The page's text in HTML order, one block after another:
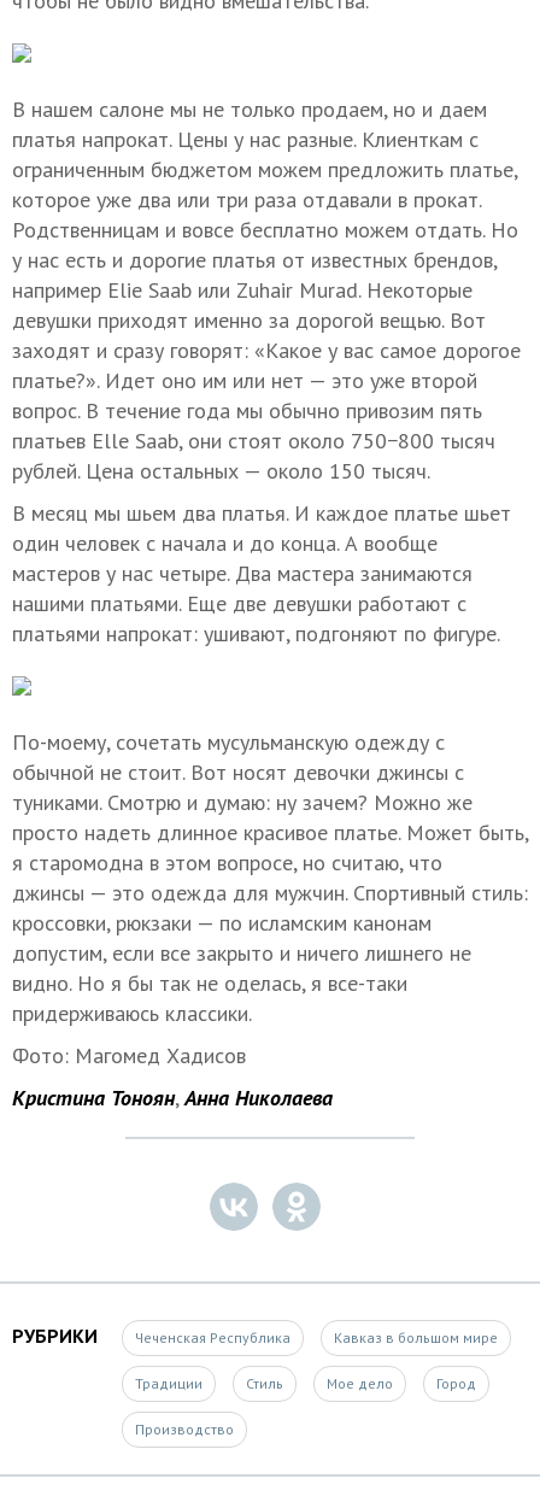
В нашем салоне мы не только продаем, но и даем
платья напрокат. Цены у нас разные. Клиенткам с
ограниченным бюджетом можем предложить платье,
которое уже два или три раза отдавали в прокат.
Родственницам и вовсе бесплатно можем отдать. Но
у нас есть и дорогие платья от известных брендов,
например Elie Saab или Zuhair Murad. Некоторые
девушки приходят именно за дорогой вещью. Вот
заходят и сразу говорят: «Какое у вас самое дорогое
платье?». Идет оно им или нет — это уже второй
вопрос. В течение года мы обычно привозим пять
платьев Elle Saab, они стоят около 750−800 тысяч
рублей. Цена остальных — около 150 тысяч.
В месяц мы шьем два платья. И каждое платье шьет
один человек с начала и до конца. А вообще
мастеров у нас четыре. Два мастера занимаются
нашими платьями. Еще две девушки работают с
платьями напрокат: ушивают, подгоняют по фигуре.
По-моему, сочетать мусульманскую одежду с
обычной не стоит. Вот носят девочки джинсы с
туниками. Смотрю и думаю: ну зачем? Можно же
просто надеть длинное красивое платье. Может быть,
я старомодна в этом вопросе, но считаю, что
джинсы — это одежда для мужчин. Спортивный стиль:
кроссовки, рюкзаки — по исламским канонам
допустим, если все закрыто и ничего лишнего не
видно. Но я бы так не оделась, я все-таки
придерживаюсь классики.
Фото: Магомед Хадисов
Кристина Тоноян,Анна Николаева
РУБРИКИ Чеченская Республика Кавказ в большом мире
Традиции Стиль Мое дело Город
Производство